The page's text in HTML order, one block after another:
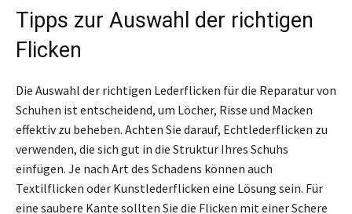
Tipps zur Auswahl der richtigen
Flicken
Die Auswahl der richtigen Lederflicken für die Reparatur von
Schuhen ist entscheidend, um Löcher, Risse und Macken
effektiv zu beheben. Achten Sie darauf, Echtlederflicken zu
verwenden, die sich gut in die Struktur Ihres Schuhs
einfügen. Je nach Art des Schadens können auch
Textilflicken oder Kunstlederflicken eine Lösung sein. Für
eine saubere Kante sollten Sie die Flicken mit einer Schere